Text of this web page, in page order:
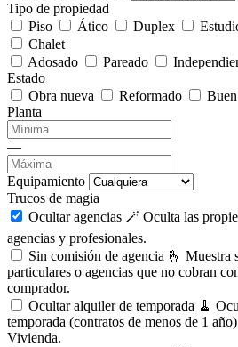
Tipo de propiedad
Piso
Ático Duplex
Chalet
Adosado
Pareado
Estado
Obra nueva
Reformado
Planta
—
Equipamiento
Trucos de magia
Ocultar agencias 🪄 Oculta las
agencias y profesionales.
Sin comisión de agencia 🫰 Muestra
particulares o agencias que no cobran
comprador.
Ocultar alquiler de temporada 🧹
temporada (contratos de menos de 1
Vivienda.